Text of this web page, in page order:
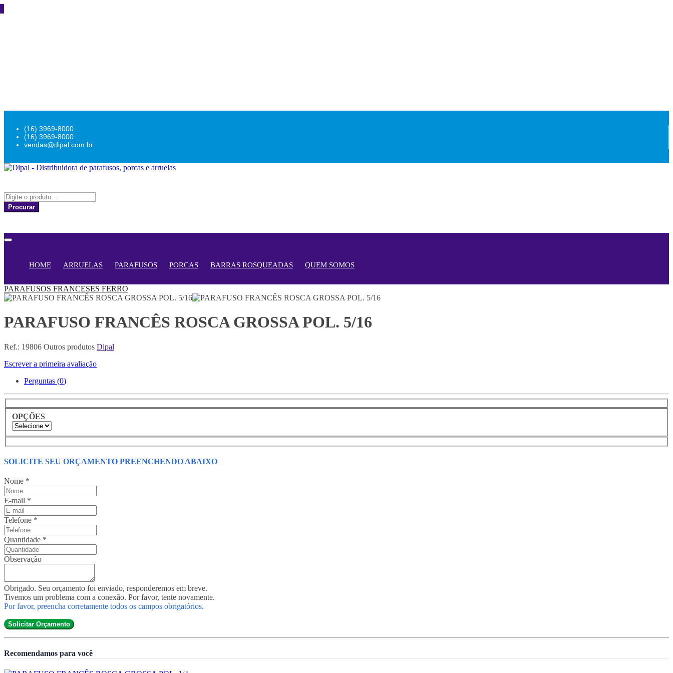
(16) 3969-8000
(16) 3969-8000
vendas@dipal.com.br
Procurar
HOME ARRUELAS PARAFUSOS PORCAS BARRAS ROSQUEADAS QUEM SOMOS
PARAFUSOS FRANCESES FERRO
PARAFUSO FRANCÊS ROSCA GROSSA POL. 5/16
Ref.: 19806 Outros produtos Dipal
Escrever a primeira avaliação
Perguntas (0)
OPÇÕES
SOLICITE SEU ORÇAMENTO PREENCHENDO ABAIXO
Nome *
E-mail *
Telefone *
Quantidade *
Observação
Obrigado. Seu orçamento foi enviado, responderemos em breve.
Tivemos um problema com a conexão. Por favor, tente novamente.
Por favor, preencha corretamente todos os campos obrigatórios.
Solicitar Orçamento
Recomendamos para você